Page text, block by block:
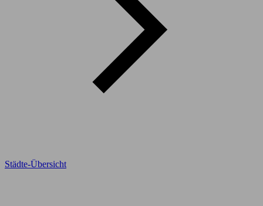
Städte-Übersicht